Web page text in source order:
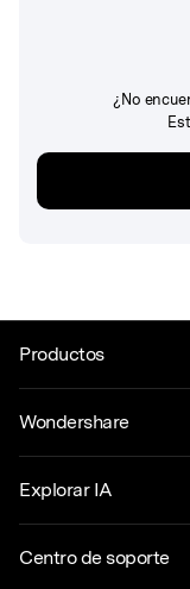
¿No
Productos
Wondershare
Explorar IA
Centro de soporte